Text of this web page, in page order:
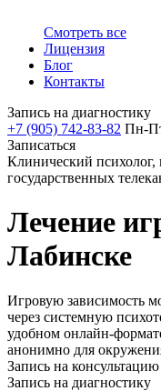
Смотреть все
Лицензия
Блог
Контакты
Запись на диагностику
+7 (905) 742-83-82 Пн-
Записаться
Клинический психолог,
государственных
Лечение
Лабинске
Игровую зависимость
через системную
удобном онлайн-
анонимно для
Запись на консультацию
Запись на диагностику